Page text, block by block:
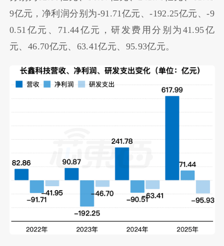
9亿元，净利润分别为-91.71亿元、-192.25亿元、-9
0.51亿元、71.44亿元，研发费用分别为41.95亿
元、46.70亿元、63.41亿元、95.93亿元。